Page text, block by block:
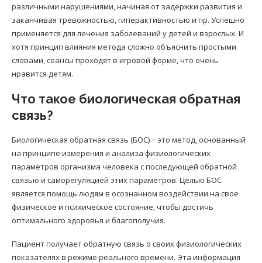
различными нарушениями, начиная от задержки развития и
заканчивая тревожностью, гиперактивностью и пр. Успешно
применяется для лечения заболеваний у детей и взрослых. И
хотя принцип влияния метода сложно объяснить простыми
словами, сеансы проходят в игровой форме, что очень
нравится детям.
Что такое биологическая обратная
связь?
Биологическая обратная связь (БОС) − это метод, основанный
на принципе измерения и анализа физиологических
параметров организма человека с последующей обратной
связью и саморегуляцией этих параметров. Целью БОС
является помощь людям в осознанном воздействии на свое
физическое и психическое состояние, чтобы достичь
оптимального здоровья и благополучия.
Пациент получает обратную связь о своих физиологических
показателях в режиме реального времени. Эта информация